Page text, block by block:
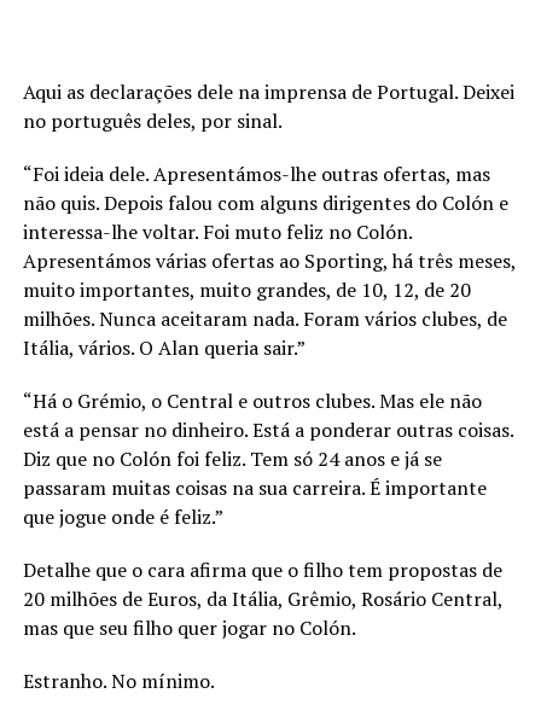
Aqui as declarações dele na imprensa de Portugal. Deixei
no português deles, por sinal.
“Foi ideia dele. Apresentámos-lhe outras ofertas, mas
não quis. Depois falou com alguns dirigentes do Colón e
interessa-lhe voltar. Foi muto feliz no Colón.
Apresentámos várias ofertas ao Sporting, há três meses,
muito importantes, muito grandes, de 10, 12, de 20
milhões. Nunca aceitaram nada. Foram vários clubes, de
Itália, vários. O Alan queria sair.”
“Há o Grémio, o Central e outros clubes. Mas ele não
está a pensar no dinheiro. Está a ponderar outras coisas.
Diz que no Colón foi feliz. Tem só 24 anos e já se
passaram muitas coisas na sua carreira. É importante
que jogue onde é feliz.”
Detalhe que o cara afirma que o filho tem propostas de
20 milhões de Euros, da Itália, Grêmio, Rosário Central,
mas que seu filho quer jogar no Colón.
Estranho. No mínimo.